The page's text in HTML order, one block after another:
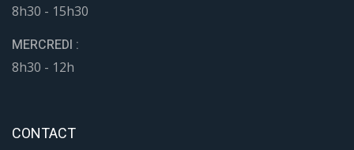
8h30 - 15h30
MERCREDI :
8h30 - 12h
CONTACT